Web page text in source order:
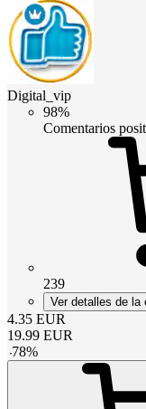
Digital_vip
98%
Comentarios
239
Ver detalles de la
4.35 EUR
19.99 EUR
-78%